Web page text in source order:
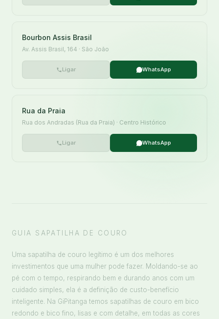
Bourbon Assis Brasil
Av. Assis Brasil, 164 · São João
Ligar WhatsApp
Rua da Praia
Rua dos Andradas (Rua da Praia) · Centro Histórico
Ligar WhatsApp
GUIA SAPATILHA DE COURO
Uma sapatilha de couro legítimo é um dos melhores
investimentos que uma mulher pode fazer. Moldando-se ao
pé com o tempo, respirando bem e durando anos com um
cuidado simples, ela é a definição de custo-benefício
inteligente. Na GiPitanga temos sapatilhas de couro em bico
redondo e bico fino, lisas e com detalhe, em todas as cores